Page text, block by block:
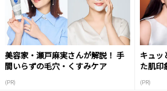
美容家・瀬戸麻実さんが解説！ 手
間いらずの毛穴・くすみケア
(PR)
キュッ
た肌印
(PR)